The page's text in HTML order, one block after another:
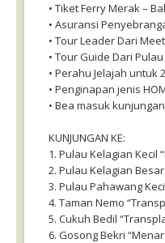
• Tiket Ferry Merak –
• Asuransi
• Tour Leader Dari
• Tour Guide Dari
• Perahu Jelajah untuk
• Penginapan jenis
• Bea masuk
KUNJUNGAN KE:
1. Pulau Kelagian Kecil
2. Pulau Kelagian
3. Pulau Pahawang
4. Taman Nemo
5. Cukuh Bedil
6. Gosong Bekri